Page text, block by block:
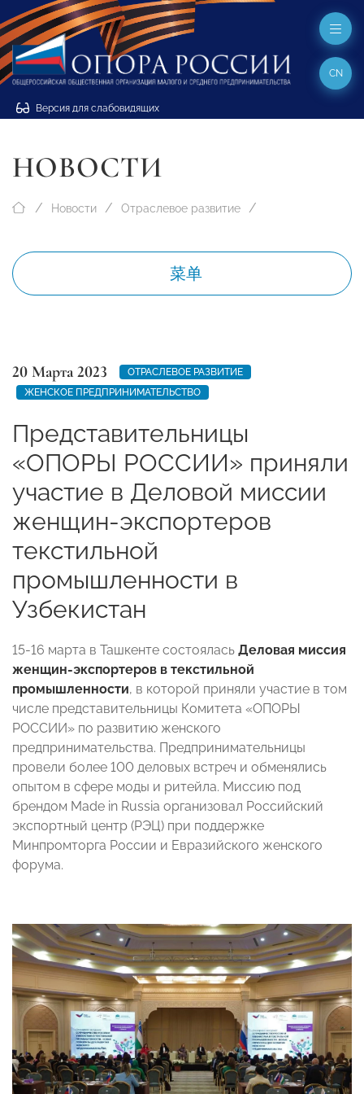
Версия для слабовидящих
CN
НОВОСТИ
Новости Отраслевое развитие
菜单
20 Марта 2023
ОТРАСЛЕВОЕ РАЗВИТИЕ
ЖЕНСКОЕ ПРЕДПРИНИМАТЕЛЬСТВО
Представительницы
«ОПОРЫ РОССИИ» приняли
участие в Деловой миссии
женщин-экспортеров
текстильной
промышленности в
Узбекистан
15-16 марта в Ташкенте состоялась Деловая миссия
женщин-экспортеров в текстильной
промышленности, в которой приняли участие в том
числе представительницы Комитета «ОПОРЫ
РОССИИ» по развитию женского
предпринимательства. Предпринимательницы
провели более 100 деловых встреч и обменялись
опытом в сфере моды и ритейла. Миссию под
брендом Made in Russia организовал Российский
экспортный центр (РЭЦ) при поддержке
Минпромторга России и Евразийского женского
форума.